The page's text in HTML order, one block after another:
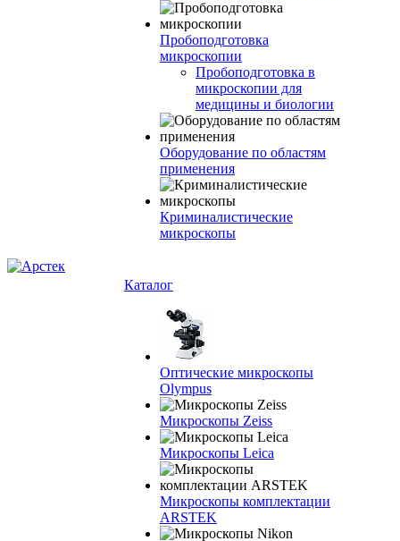
Пробоподготовка
микроскопии
Пробоподготовка в
микроскопии для
медицины и биологии
Оборудование по областям
применения
Криминалистические
микроскопы
Каталог
Оптические микроскопы
Olympus
Микроскопы Zeiss
Микроскопы Leica
Микроскопы комплектации
ARSTEK